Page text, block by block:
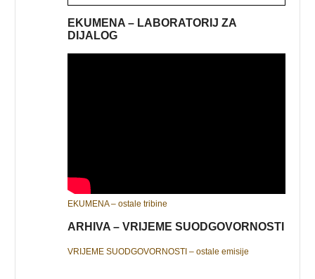
EKUMENA – LABORATORIJ ZA
DIJALOG
EKUMENA – ostale tribine
ARHIVA – VRIJEME SUODGOVORNOSTI
VRIJEME SUODGOVORNOSTI – ostale emisije